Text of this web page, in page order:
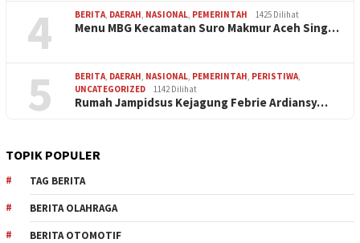
4 BERITA, DAERAH, NASIONAL, PEMERINTAH 1425 Dilihat
Menu MBG Kecamatan Suro Makmur Aceh Sing…
5 BERITA, DAERAH, NASIONAL, PEMERINTAH, PERISTIWA,
UNCATEGORIZED
1142 Dilihat
Rumah Jampidsus Kejagung Febrie Ardiansy…
TOPIK POPULER
TAG BERITA
BERITA OLAHRAGA
BERITA OTOMOTIF